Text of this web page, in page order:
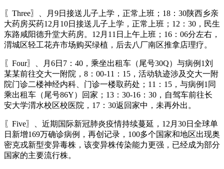
〖Three〗、月9日接送儿子上学，正常上班；18：30陕西乡亲
大药房买药12月10日接送儿子上学，正常上班；12：30，民生
东路咸阳德升堂大药房。12月11日上午上班；16：06分左右，
渭城区轻工花卉市场购买绿植，后去八厂南区推拿店理疗。
〖Four〗、月6日7：40，乘坐出租车（尾号30Q）与病例1刘
某某前往交大一附院，8：00-11：15，活动轨迹涉及交大一附
院门诊二楼神经内科、门诊一楼取药处；11：15，与病例1同
乘出租车（尾号86Y）回家；13：30-16：30，自驾车前往长
安大学渭水校区校医院，17：30返回家中，未再外出。
〖Five〗、近期国际新冠肺炎疫情持续蔓延，12月30日全球单
日新增169万确诊病例，再创记录，100多个国家和地区出现奥
密克戎新型变异毒株，该变异株传染能力更强，已经成为部分
国家的主要流行株。